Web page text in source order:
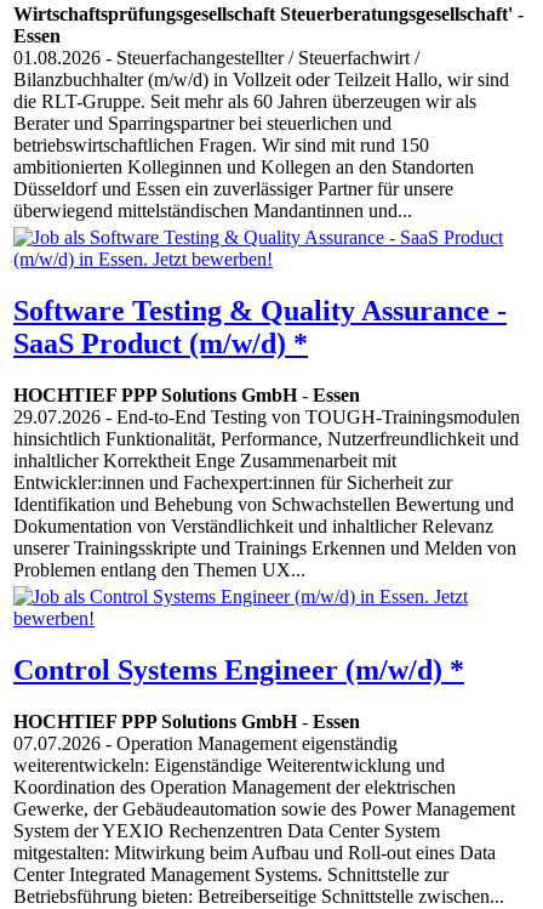
Wirtschaftsprüfungsgesellschaft Steuerberatungsgesellschaft' -
Essen
01.08.2026 - Steuerfachangestellter / Steuerfachwirt /
Bilanzbuchhalter (m/w/d) in Vollzeit oder Teilzeit Hallo, wir sind
die RLT-Gruppe. Seit mehr als 60 Jahren überzeugen wir als
Berater und Sparringspartner bei steuerlichen und
betriebswirtschaftlichen Fragen. Wir sind mit rund 150
ambitionierten Kolleginnen und Kollegen an den Standorten
Düsseldorf und Essen ein zuverlässiger Partner für unsere
überwiegend mittelständischen Mandantinnen und...
Software Testing & Quality Assurance -
SaaS Product (m/w/d) *
HOCHTIEF PPP Solutions GmbH- Essen
29.07.2026 - End-to-End Testing von TOUGH-Trainingsmodulen
hinsichtlich Funktionalität, Performance, Nutzerfreundlichkeit und
inhaltlicher Korrektheit Enge Zusammenarbeit mit
Entwickler:innen und Fachexpert:innen für Sicherheit zur
Identifikation und Behebung von Schwachstellen Bewertung und
Dokumentation von Verständlichkeit und inhaltlicher Relevanz
unserer Trainingsskripte und Trainings Erkennen und Melden von
Problemen entlang den Themen UX...
Control Systems Engineer (m/w/d) *
HOCHTIEF PPP Solutions GmbH- Essen
07.07.2026 - Operation Management eigenständig
weiterentwickeln: Eigenständige Weiterentwicklung und
Koordination des Operation Management der elektrischen
Gewerke, der Gebäudeautomation sowie des Power Management
System der YEXIO Rechenzentren Data Center System
mitgestalten: Mitwirkung beim Aufbau und Roll-out eines Data
Center Integrated Management Systems. Schnittstelle zur
Betriebsführung bieten: Betreiberseitige Schnittstelle zwischen...